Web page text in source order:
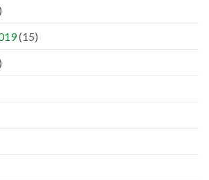
(15)